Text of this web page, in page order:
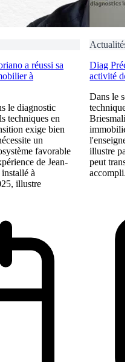
a réussi sa
à
le diagnostic
techniques en
exige bien
un
favorable
de Jean-
à
illustre
Actualités
Diag
activité
Dans le
technique
illustre
peut
accompli.